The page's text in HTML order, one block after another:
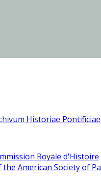
Historiae Pontificiae
Royale d'Histoire
American Society of